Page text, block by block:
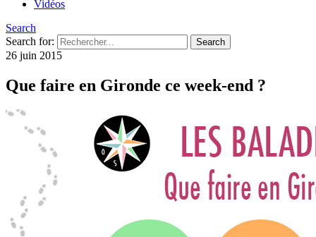
Vidéos
Search
Search for:
26 juin 2015
Que faire en Gironde ce week-end ?